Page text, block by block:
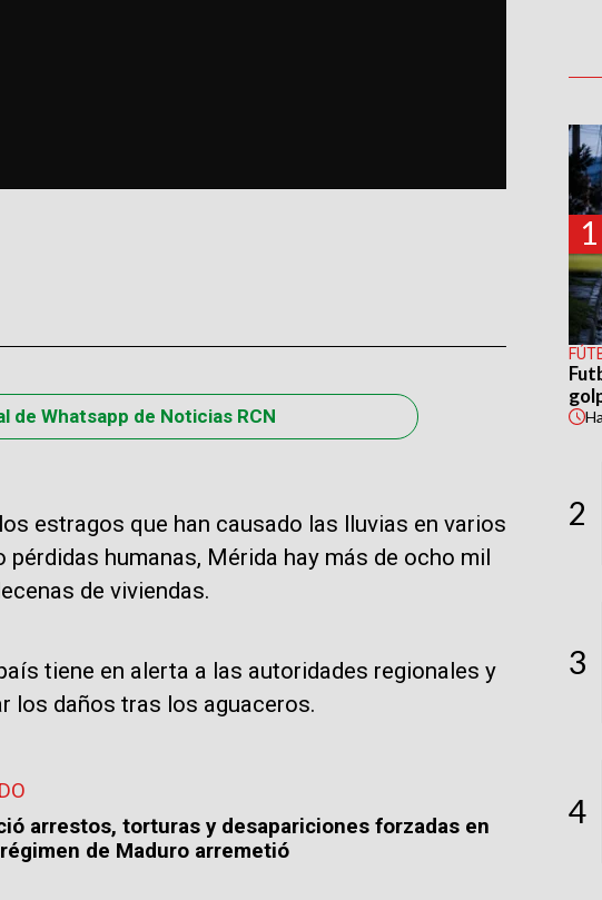
de Whatsapp de Noticias RCN
estragos que han causado las lluvias en varios
humanas, Mérida hay más de ocho mil
de viviendas.
tiene en alerta a las autoridades regionales y
los daños tras los aguaceros.
arrestos, torturas y desapariciones forzadas en
de Maduro arremetió
1
2
3
4